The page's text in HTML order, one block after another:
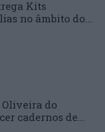
Kits
no âmbito do...
do
cadernos de...